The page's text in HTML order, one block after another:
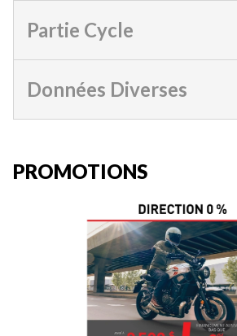
Partie Cycle
Données Diverses
PROMOTIONS